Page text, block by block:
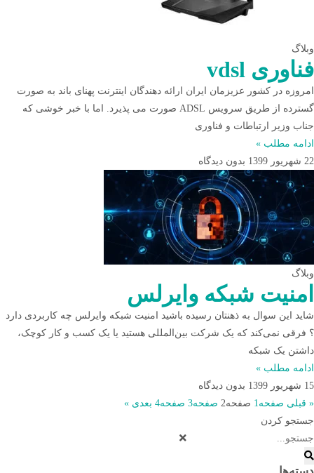
وبلاگ
فناوری vdsl
امروزه در کشور عزیزمان ایران ارائه دهندگان اینترنت پهنای باند به صورت
گسترده از طریق سرویس ADSL صورت می پذیرد. اما با خبر خوشی که
جناب وزیر ارتباطات و فناوری
ادامه مطلب »
22 شهریور 1399
بدون دیدگاه
وبلاگ
امنیت شبکه وایرلس
شاید این سوال به ذهنتان رسیده باشید امنیت شبکه وایرلس چه کاربردی دارد
؟ فرقی نمی‌کند که یک شرکت بین‌المللی هستید یا یک کسب و کار کوچک،
داشتن یک شبکه
ادامه مطلب »
15 شهریور 1399
بدون دیدگاه
« قبلی صفحه1 صفحه2 صفحه3 صفحه4 بعدی »
جستجو کردن